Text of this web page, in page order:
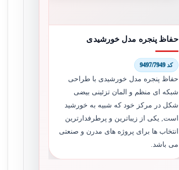
حفاظ پنجره مدل خورشیدی
کد 9497/7949
حفاظ پنجره مدل خورشیدی با طراحی
شبکه ای منظم و المان تزئینی بیضی
شکل در مرکز خود که شبیه به خورشید
است, یکی از زیباترین و پرطرفدارترین
انتخاب ها برای پروژه های مدرن و صنعتی
می باشد.